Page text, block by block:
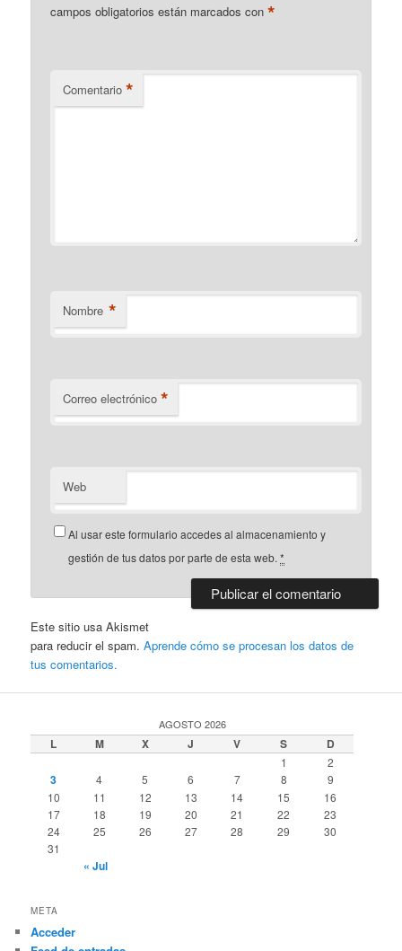
campos obligatorios están marcados con*
Comentario *
Nombre *
Correo electrónico *
Web
Al usar este formulario accedes al almacenamiento y
gestión de tus datos por parte de esta web.*
Este sitio usa Akismet
para reducir el spam.Aprende cómo se procesan los datos de
tus comentarios.
AGOSTO 2026
L M X J V S D
1 2
3 4 5 6 7 8
9
10
11 12 13 14 15
16
17
18 19 20 21 22
23
24
25 26 27 28 29
30
31
« Jul
META
Acceder